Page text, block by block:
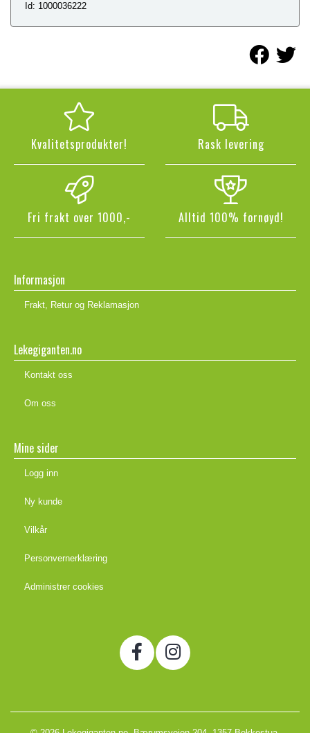
Id: 1000036222
Kvalitetsprodukter! Rask levering
Fri frakt over 1000,- Alltid 100% fornøyd!
Informasjon
Frakt, Retur og Reklamasjon
Lekegiganten.no
Kontakt oss
Om oss
Mine sider
Logg inn
Ny kunde
Vilkår
Personvernerklæring
Administrer cookies